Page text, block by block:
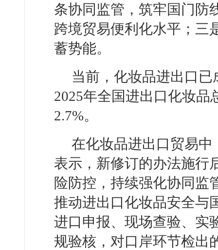
条协同监管，筑牢国门防
跨境贸易便利化水平；三
蓄势能。
当前，化妆品进出口
2025年全国进出口化妆品
2.7%。
在化妆品进出口贸易
表示，新修订的办法施行
险防控，持续强化协同监
推动进出口化妆品安全与
进口申报、现场查验、实
规验核，对口岸环节检出